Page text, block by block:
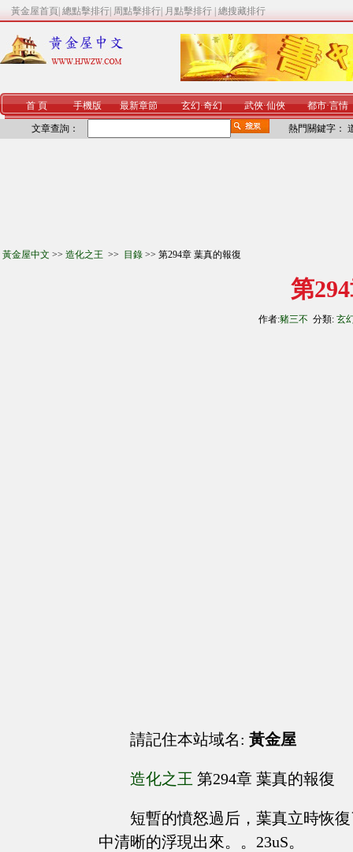
黃金屋首頁 總點擊排行 周點擊排行 月點擊排行 總搜藏排行
首 頁 手機版 最新章節 玄幻·奇幻 武俠·仙俠 都市·言情
文章查詢： 熱門關鍵字：
黃金屋中文 >> 造化之王 >> 目錄 >> 第294章 葉真的報復
第
作者:豬三不 分類: 玄
請記住本站域名: 黃金屋
造化之王 第294章 葉真的報復
短暫的憤怒過后，葉真立時恢
中清晰的浮現出來。。23uS。